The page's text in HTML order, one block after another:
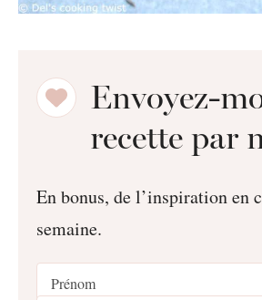
Envoyez-
recette par
En bonus, de l’inspiration en
semaine.